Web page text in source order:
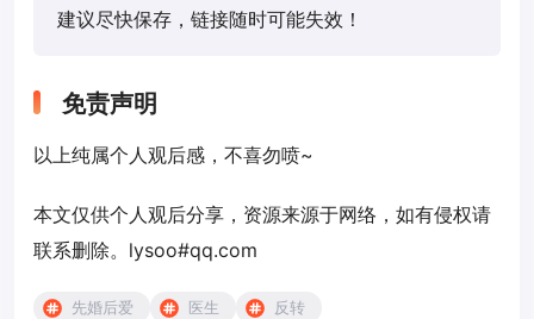
建议尽快保存，链接随时可能失效！
免责声明
以上纯属个人观后感，不喜勿喷~
本文仅供个人观后分享，资源来源于网络，如有侵权请
联系删除。lysoo#qq.com
先婚后爱 医生 反转